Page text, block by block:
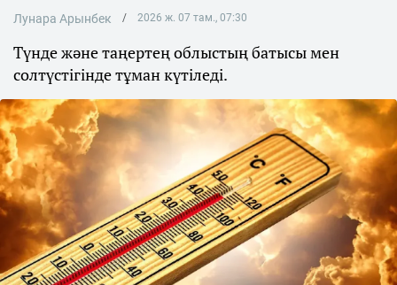
Лунара Арынбек 2026 ж. 07 там., 07:30
Түнде және таңертең облыстың батысы мен
солтүстігінде тұман күтіледі.